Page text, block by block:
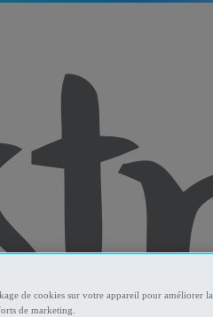
de cookies sur votre appareil pour améliorer la
de marketing.